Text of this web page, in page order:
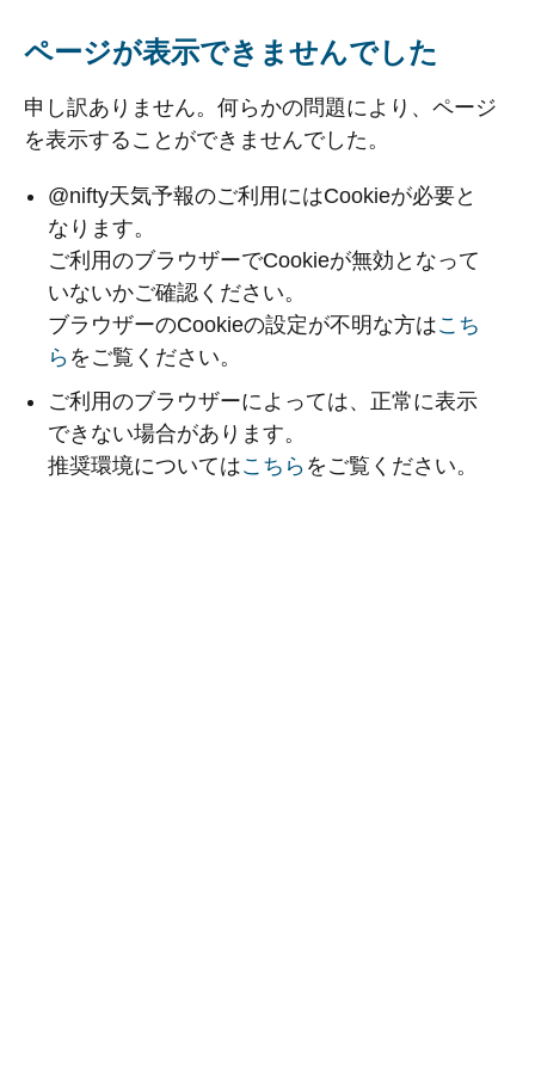
ページが表示できませんでした
申し訳ありません。何らかの問題により、ページ
を表示することができませんでした。
@nifty天気予報のご利用にはCookieが必要と
なります。
ご利用のブラウザーでCookieが無効となって
いないかご確認ください。
ブラウザーのCookieの設定が不明な方はこち
ら をご覧ください。
ご利用のブラウザーによっては、正常に表示
できない場合があります。
推奨環境についてはこちら をご覧ください。